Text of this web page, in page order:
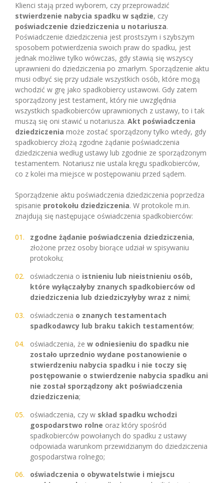
Klienci stają przed wyborem, czy przeprowadzić
stwierdzenie nabycia spadku w sądzie, czy
poświadczenie dziedziczenia u notariusza.
Poświadczenie dziedziczenia jest prostszym i szybszym
sposobem potwierdzenia swoich praw do spadku, jest
jednak możliwe tylko wówczas, gdy stawią się wszyscy
uprawnieni do dziedziczenia po zmarłym. Sporządzenie aktu
musi odbyć się przy udziale wszystkich osób, które mogą
wchodzić w grę jako spadkobiercy ustawowi. Gdy zatem
sporządzony jest testament, który nie uwzględnia
wszystkich spadkobierców uprawnionych z ustawy, to i tak
muszą się oni stawić u notariusza. Akt poświadczenia
dziedziczenia może zostać sporządzony tylko wtedy, gdy
spadkobiercy złożą zgodne żądanie poświadczenia
dziedziczenia według ustawy lub zgodnie ze sporządzonym
testamentem. Notariusz nie ustala kręgu spadkobierców,
co z kolei ma miejsce w postępowaniu przed sądem.
Sporządzenie aktu poświadczenia dziedziczenia poprzedza
spisanie protokołu dziedziczenia. W protokole m.in.
znajdują się następujące oświadczenia spadkobierców:
zgodne żądanie poświadczenia dziedziczenia,
złożone przez osoby biorące udział w spisywaniu
protokołu;
oświadczenia o istnieniu lub nieistnieniu osób,
które wyłączałyby znanych spadkobierców od
dziedziczenia lub dziedziczyłyby wraz z nimi;
oświadczenia o znanych testamentach
spadkodawcy lub braku takich testamentów;
oświadczenia, że w odniesieniu do spadku nie
zostało uprzednio wydane postanowienie o
stwierdzeniu nabycia spadku i nie toczy się
postępowanie o stwierdzenie nabycia spadku ani
nie został sporządzony akt poświadczenia
dziedziczenia;
oświadczenia, czy w skład spadku wchodzi
gospodarstwo rolne oraz który spośród
spadkobierców powołanych do spadku z ustawy
odpowiada warunkom przewidzianym do dziedziczenia
gospodarstwa rolnego;
oświadczenia o obywatelstwie i miejscu